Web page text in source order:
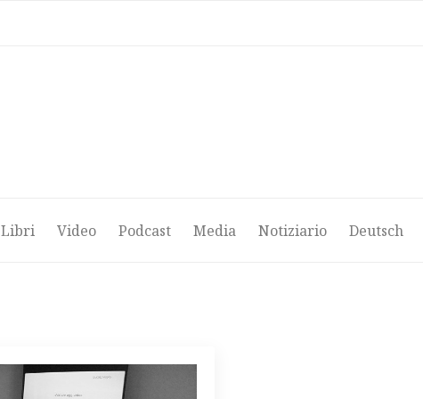
Libri Video Podcast Media Notiziario Deutsch